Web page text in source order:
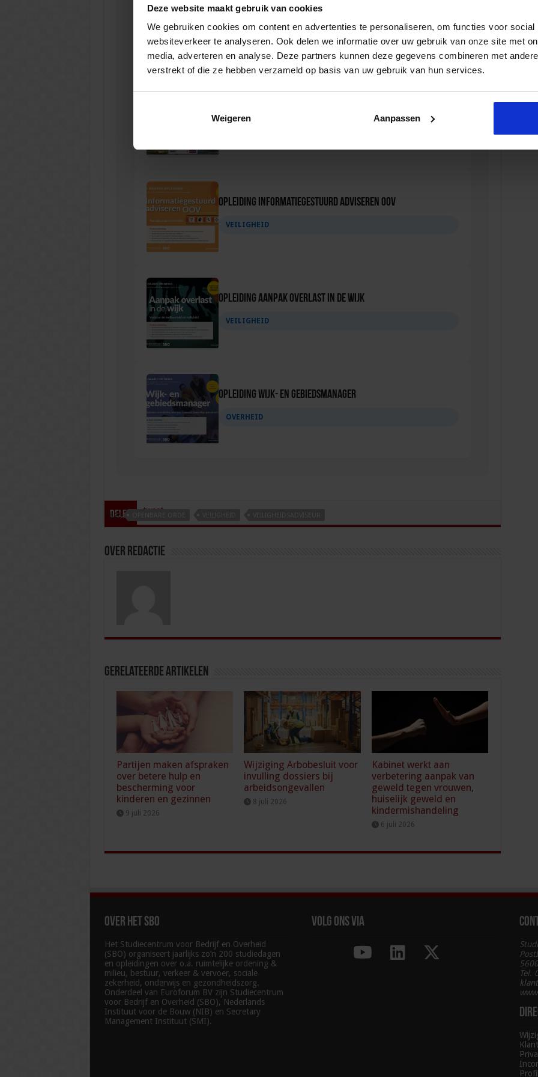
Deze website maakt gebruik van cookies
We gebruiken cookies om content en advertenties te personaliseren, om functies voor
websiteverkeer te analyseren. Ook delen we informatie over uw gebruik van onze site met
media, adverteren en analyse. Deze partners kunnen deze gegevens combineren met
verstrekt of die ze hebben verzameld op basis van uw gebruik van hun services.
Weigeren Aanpassen
Opleiding Beleidsmedewerker Openbare Orde en Veiligheid
VEILIGHEID
Veiligheid
Opleiding Informatiegestuurd adviseren OOV
VEILIGHEID
Opleiding Aanpak overlast in de wijk
VEILIGHEID
Opleiding Wijk- en Gebiedsmanager
OVERHEID
Delen tweet
Tags
Over redactie
Gerelateerde Artikelen
Partijen maken afspraken
over betere hulp en
bescherming voor
kinderen en gezinnen
9 juli 2026
Wijziging Arbobesluit voor
invulling dossiers bij
arbeidsongevallen
8 juli 2026
Kabinet werkt aan
verbetering aanpak van
geweld tegen vrouwen,
huiselijk geweld en
kindermishandeling
6 juli 2026
Over het SBO
Het Studiecentrum voor Bedrijf en Overheid
(SBO) organiseert jaarlijks zo’n 200 studiedagen
en opleidingen over o.a. ruimtelijke ordening &
milieu, bestuur, verkeer & vervoer, sociale
zekerheid, onderwijs en gezondheidszorg.
Onderdeel van Euroforum BV zijn Studiecentrum
voor Bedrijf en Overheid (SBO), Nederlands
Instituut voor de Bouw (NIB) en Secretary
Management Instituut (SMI).
Volg ons via
Tel.